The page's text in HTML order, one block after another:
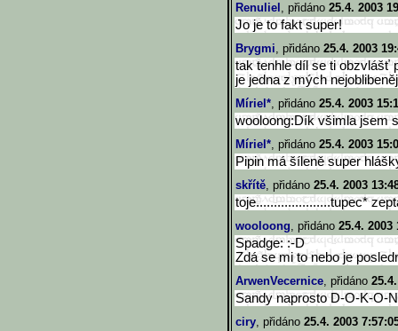
Renuliel , přidáno 25.4. 2003
Jo je to fakt super!
Brygmi, přidáno 25.4. 2003
tak tenhle díl se ti obzvlášť
je jedna z mých
Míriel*, přidáno 25.4. 2003
wooloong:Dík všimla jsem
Míriel*, přidáno 25.4. 2003
Pipin má šíleně super
skřítě, přidáno 25.4. 2003
toje.....................tupec*
wooloong, přidáno 25.4. 2003
Spadge: :-D
Zdá se mi to nebo je
ArwenVecernice, přidáno
Sandy naprosto D-O-K-O-
ciry, přidáno 25.4. 2003